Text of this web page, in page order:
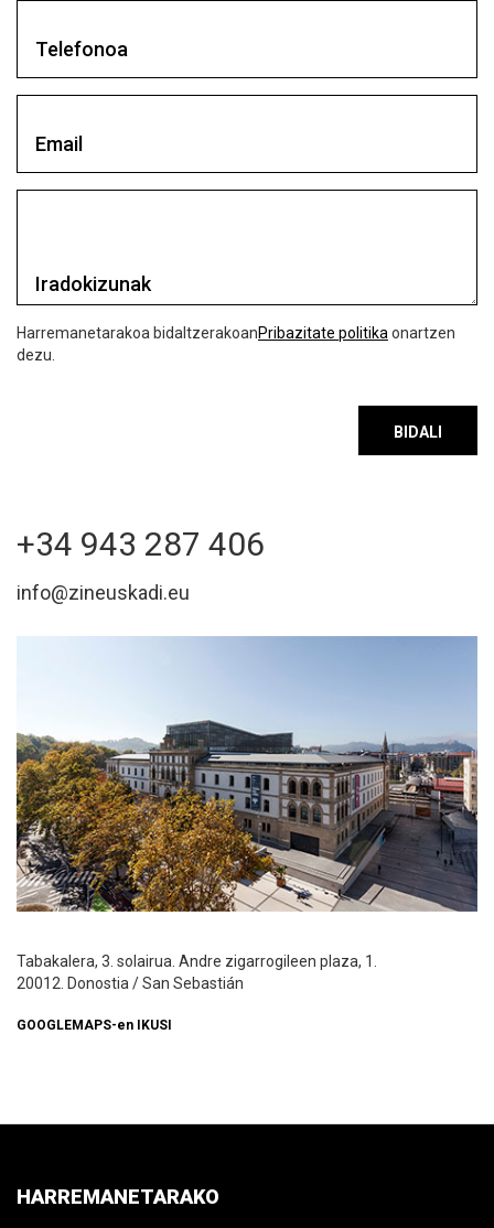
Telefonoa
Email
Iradokizunak
Harremanetarakoa bidaltzerakoanPribazitate politika onartzen
dezu.
BIDALI
+34 943 287 406
info@zineuskadi.eu
Tabakalera, 3. solairua. Andre zigarrogileen plaza, 1.
20012. Donostia / San Sebastián
GOOGLEMAPS-en IKUSI
HARREMANETARAKO